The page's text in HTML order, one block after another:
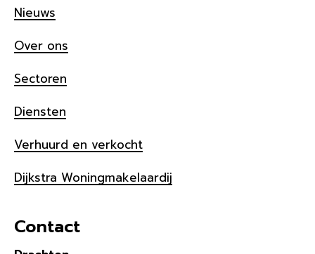
Nieuws
Over ons
Sectoren
Diensten
Verhuurd en verkocht
Dijkstra Woningmakelaardij
Contact